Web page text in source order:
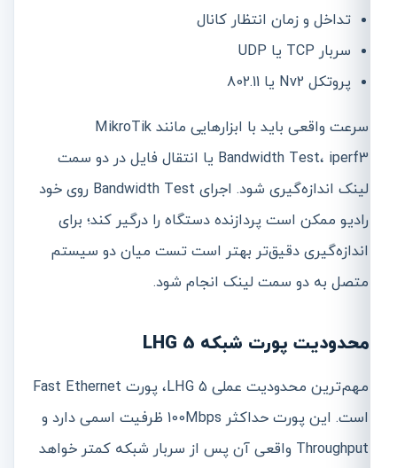
تداخل و زمان انتظار کانال
سربار TCP یا UDP
پروتکل Nv2 یا 802.11
سرعت واقعی باید با ابزارهایی مانند MikroTik
Bandwidth Test، iperf3 یا انتقال فایل در دو سمت
لینک اندازه‌گیری شود. اجرای Bandwidth Test روی خود
رادیو ممکن است پردازنده دستگاه را درگیر کند؛ برای
اندازه‌گیری دقیق‌تر بهتر است تست میان دو سیستم
متصل به دو سمت لینک انجام شود.
محدودیت پورت شبکه LHG 5
مهم‌ترین محدودیت عملی LHG 5، پورت Fast Ethernet
است. این پورت حداکثر 100Mbps ظرفیت اسمی دارد و
Throughput واقعی آن پس از سربار شبکه کمتر خواهد